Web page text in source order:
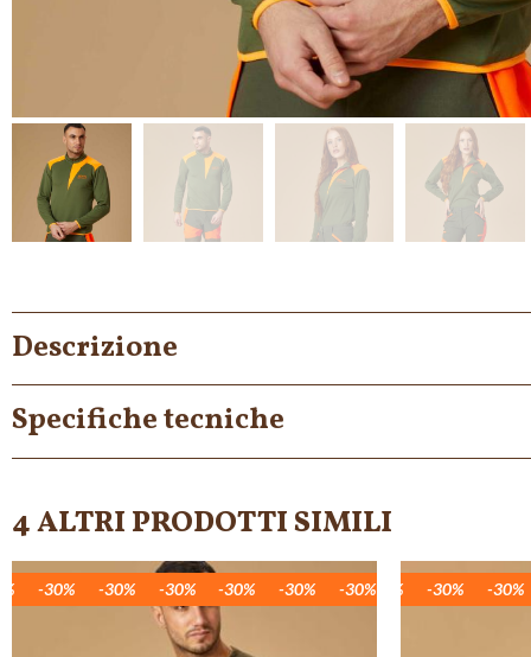
Descrizione
Specifiche tecniche
4 ALTRI PRODOTTI SIMILI
-30% -30% -30% -30% -30% -30% -30% -30% -
-30% -30% -30% -30% -30% -30% -30%
-